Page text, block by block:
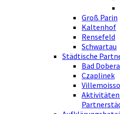
Groß Parin
Kaltenhof
Rensefeld
Schwartau
Städtische
Bad
Czaplinek